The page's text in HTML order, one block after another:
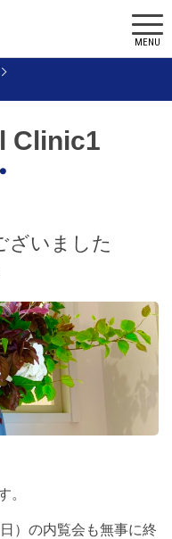
MENU
Clinic1
ざいました
。
）の内覧会も無事に終